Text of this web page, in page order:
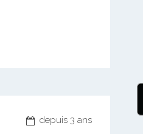
depuis 3 ans